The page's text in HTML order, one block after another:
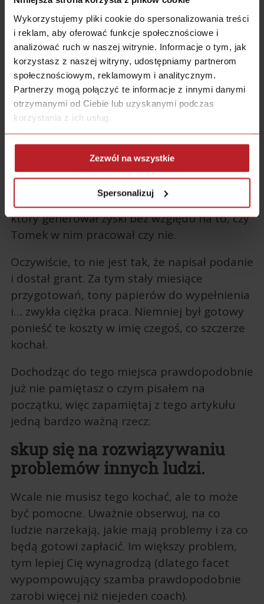
Wykorzystujemy pliki cookie do spersonalizowania treści
i reklam, aby oferować funkcje społecznościowe i
analizować ruch w naszej witrynie. Informacje o tym, jak
korzystasz z naszej witryny, udostępniamy partnerom
społecznościowym, reklamowym i analitycznym.
Partnerzy mogą połączyć te informacje z innymi danymi
otrzymanymi od Ciebie lub uzyskanymi podczas
korzystania z ich usług.
Zezwól na wszystkie
Spersonalizuj
go na to, żeby od A do Z finansowaćswoją
rajdową pasję.
Rozumiał to także Tomasz Kowalski, który
niestety zdobycie Broad Peak przypłacił
życiem. Tomek, żeby zarabiać na podróże,
woził ludzi rikszami i pracował w sklepach z
asortymentem dla alpinistów.
Jednak potrzebował stworzyć coś, co będzie
zarabiało nawet wtedy, gdy jego w pracy nie
będzie. Tomek dostał grant unijny i w
centrum Poznania założył hostel
który generował zyski bez względu na to, czy
Tomek w nim pracował czy nie.
Oczywiście, to nie jest tak, że napisał podanie
i dostał grant. Za tym stały miesiące
przygotowań, tony papierów do wypełnienia
i… zwykła ciężka praca. Niemniej był gotowy
ponieść te koszty w imię czegoś, co szczerze
kochał.
Dochodząc do tego miejsca prawdopodobnie
już nie pamiętasz o czym pisałem na
początku, więc zapamiętaj z tego artykułu
jedną bardzo ważną rzecz:
skup się na rozwiązywaniu
problemów innych ludzi.
Wcale nie musisz tego kochać, ale to może
być pomocne. Uważnie obserwuj, na co
ludzie narzekają, jakie mają problemy i za co
będą gotowi zapłacić. Im większy problem,
tym lepiej Cię wynagrodzą (dlatego facet
wypompowujący szamba prawdopodobnie
zarobi więcej niż niejeden coach).